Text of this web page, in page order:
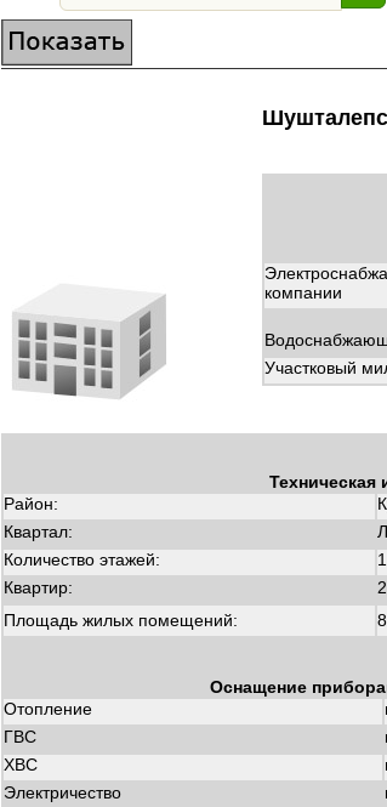
компании
Участковый
Район:
Квартал:
Количество этажей:
1
Квартир:
2
Площадь жилых помещений:
Оснащение
Отопление
ГВС
ХВС
Электричество